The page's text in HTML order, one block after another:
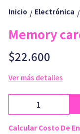
Inicio / Electrónica /
Memory
$22.600
Ver más detalles
Calcular Costo De